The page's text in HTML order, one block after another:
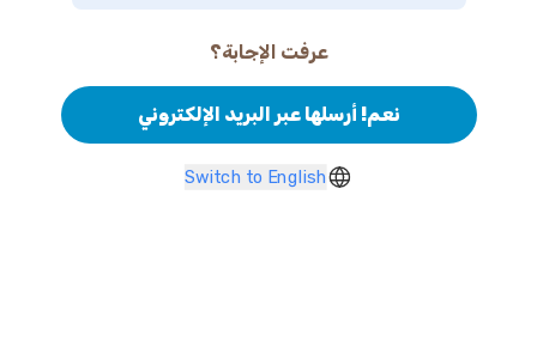
عرفت الإجابة؟
نعم! أرسلها عبر البريد الإلكتروني
Switch to English